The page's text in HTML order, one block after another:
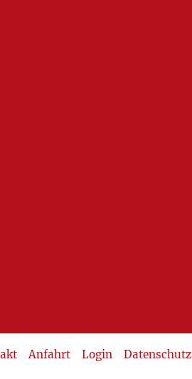
Anfahrt Login Datenschutz